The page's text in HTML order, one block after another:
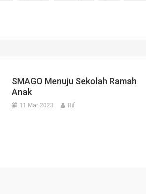
SMAGO Menuju Sekolah Ramah
Anak
11 Mar 2023 Rif